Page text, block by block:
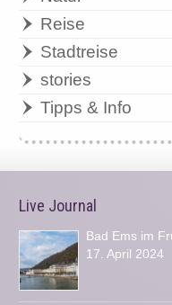
Reise
Stadtreise
stories
Tipps & Info
Live Journal
Bad Ems im
17. April 2024